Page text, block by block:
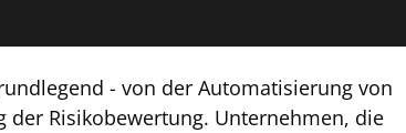
- von der Automatisierung von
Risikobewertung. Unternehmen, die